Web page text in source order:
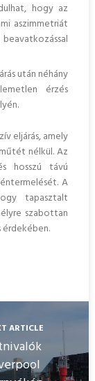
hogy az
aszimmetriát
után néhány
érzés
eljárás, amely
nélkül. Az
hosszú távú
A
tapasztalt
szabottan
érdekében.
ARTICLE